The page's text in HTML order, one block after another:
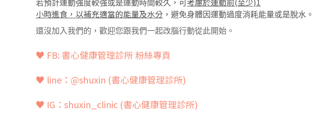
若預計運動強度較強或是運動時間較久，可
小時進食，以補充適當的能量及水分 ，避免身體因運動過度消耗能量或是脫水。
還沒加入我們的，歡迎您跟我們一起改腦行動從此開始 。
♥ FB: 書心健康管理診所 粉絲專頁
♥ line：@shuxin (書心健康管理診所)
♥ IG：shuxin_clinic (書心健康管理診所)